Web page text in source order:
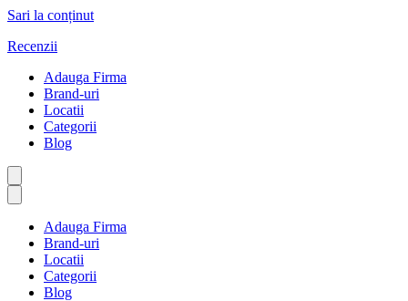
Sari la conținut
Recenzii
Adauga Firma
Brand-uri
Locatii
Categorii
Blog
Adauga Firma
Brand-uri
Locatii
Categorii
Blog